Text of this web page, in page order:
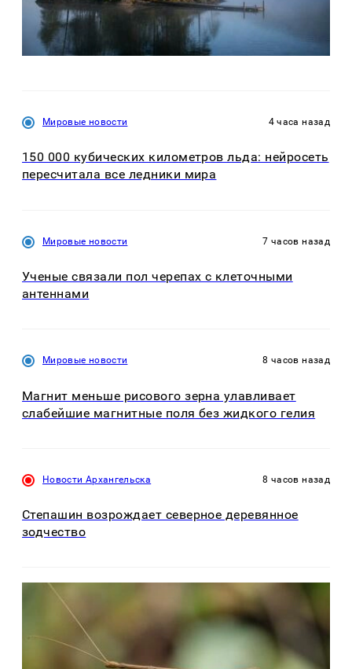
Мировые новости 4 часа назад
150 000 кубических километров льда: нейросеть
пересчитала все ледники мира
Мировые новости 7 часов назад
Ученые связали пол черепах с клеточными
антеннами
Мировые новости 8 часов назад
Магнит меньше рисового зерна улавливает
слабейшие магнитные поля без жидкого гелия
Новости Архангельска 8 часов назад
Степашин возрождает северное деревянное
зодчество